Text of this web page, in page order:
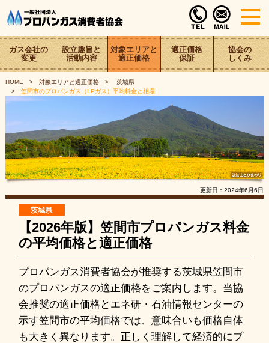
ガス会社の
変更
設立趣旨と
活動内容
対象エリアと
適正価格
適正価格
保証
協会の
しくみ
HOME 対象エリアと適正価格
茨城県
笠間市のプロパンガス（LPガス）平均料金と相場
更新日： 2024年6月6日
茨城県
【2026年版】笠間市プロパンガス料金
の平均価格と適正価格
プロパンガス消費者協会が推奨する茨城県笠間市
のプロパンガスの適正価格をご案内します。当協
会推奨の適正価格とエネ研・石油情報センターの
示す笠間市の平均価格では、意味合いも価格自体
も大きく異なります。正しく理解して経済的にプ